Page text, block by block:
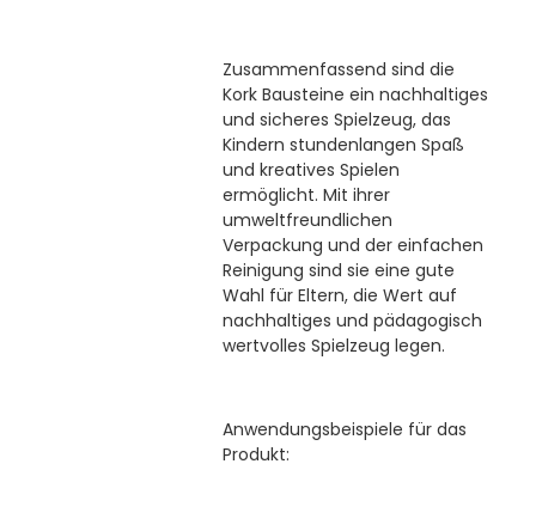
Zusammenfassend sind die
Kork Bausteine ein nachhaltiges
und sicheres Spielzeug, das
Kindern stundenlangen Spaß
und kreatives Spielen
ermöglicht. Mit ihrer
umweltfreundlichen
Verpackung und der einfachen
Reinigung sind sie eine gute
Wahl für Eltern, die Wert auf
nachhaltiges und pädagogisch
wertvolles Spielzeug legen.
Anwendungsbeispiele für das
Produkt: